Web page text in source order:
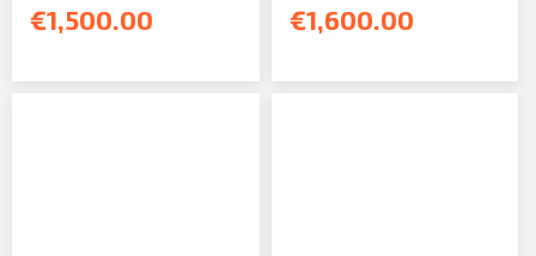
€1,500.00 €1,600.00